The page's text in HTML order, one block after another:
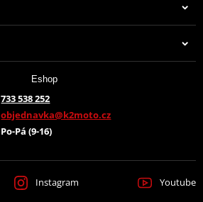
Eshop
733 538 252
objednavka@k2moto.cz
Po-Pá (9-16)
Instagram Youtube